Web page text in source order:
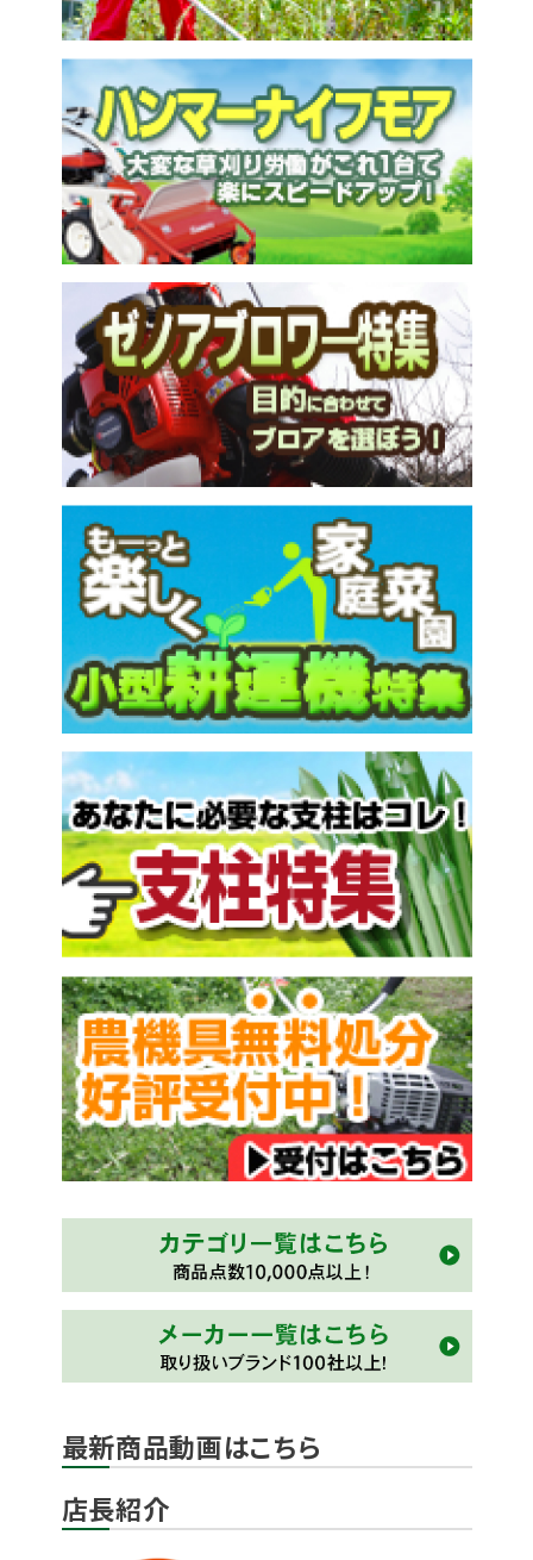
最新商品動画はこちら
店長紹介